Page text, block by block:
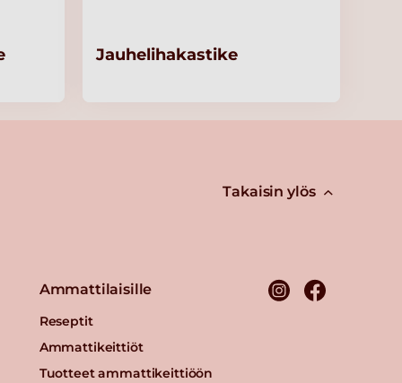
Jauhelihakastike
Takaisin ylös
Ammattilaisille
Reseptit
Ammattikeittiöt
Tuotteet ammattikeittiöön